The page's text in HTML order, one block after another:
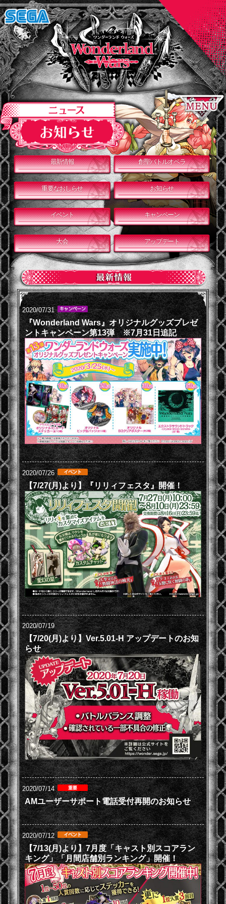
最新情報 創聖バトルオペラ
重要なおしらせ お知らせ
イベント キャンペーン
大会 アップデート
2020/07/31
『Wonderland Wars』オリジナルグッズプレゼ
ントキャンペーン第13弾 ※7月31日追記
2020/07/26
【7/27(月)より】『リリィフェスタ』開催！
2020/07/19
【7/20(月)より】Ver.5.01-H アップデートのお知
らせ
2020/07/14
AMユーザーサポート電話受付再開のお知らせ
2020/07/12
【7/13(月)より】7月度「キャスト別スコアラン
キング」「月間店舗別ランキング」開催！